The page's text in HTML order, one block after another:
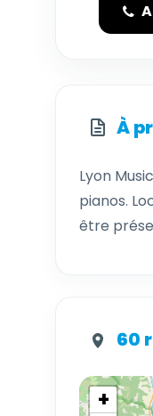
À
Lyon
pianos.
être
60
+